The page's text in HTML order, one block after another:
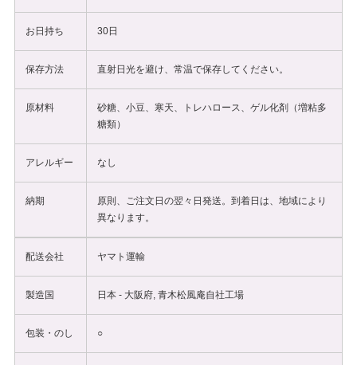
お日持ち 30日
保存方法 直射日光を避け、常温で保存してください。
原材料
砂糖、小豆、寒天、トレハロース、ゲル化剤（増粘多
糖類）
アレルギー なし
納期
原則、ご注文日の翌々日発送。到着日は、地域により
異なります。
配送会社 ヤマト運輸
製造国 日本 - 大阪府, 青木松風庵自社工場
包装・のし ○